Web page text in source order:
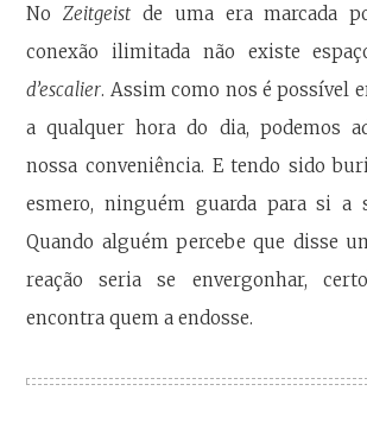
NoZeitgeist de uma era marcada
conexão ilimitada não existe
d’escalier. Assim como nos é possível
a qualquer hora do dia, podemos
nossa conveniência. E tendo sido
esmero, ninguém guarda para si a
Quando alguém percebe que disse
reação seria se envergonhar,
encontra quem a endosse.